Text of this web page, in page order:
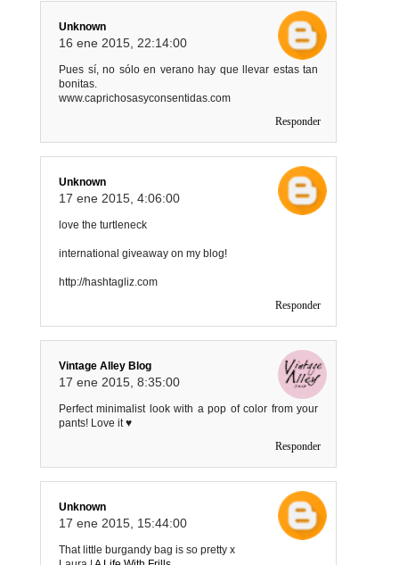
Unknown
16 ene 2015, 22:14:00
Pues sí, no sólo en verano hay que llevar estas tan
bonitas.
www.caprichosasyconsentidas.com
Responder
Unknown
17 ene 2015, 4:06:00
love the turtleneck
international giveaway on my blog!
http://hashtagliz.com
Responder
Vintage Alley Blog
17 ene 2015, 8:35:00
Perfect minimalist look with a pop of color from your
pants! Love it ♥
Responder
Unknown
17 ene 2015, 15:44:00
That little burgandy bag is so pretty x